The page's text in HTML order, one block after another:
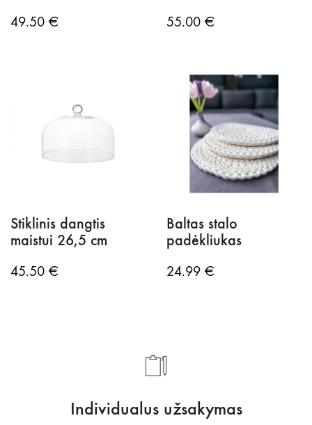
49.50 € 55.00 €
Stiklinis dangtis
maistui 26,5 cm
45.50 €
Baltas stalo
padėkliukas
24.99 €
Individualus užsakymas